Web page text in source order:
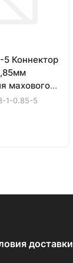
Коннектор
махового
1-0.85-5
доставки